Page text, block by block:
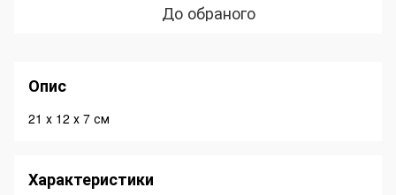
До обраного
Опис
21 х 12 х 7 см
Характеристики